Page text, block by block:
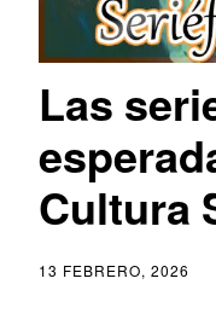
Las
Cultura
13 FEBRERO, 2026